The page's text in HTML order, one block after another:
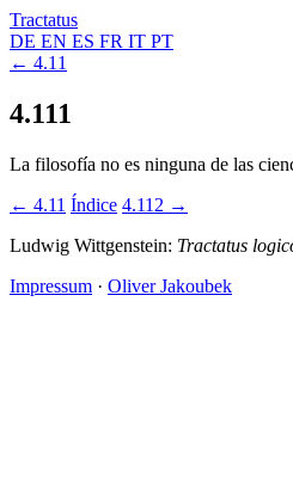
Tractatus
DE EN ES FR IT PT
← 4.11
4.111
La filosofía no es ninguna de las
← 4.11 Índice 4.112 →
Ludwig Wittgenstein: Tractatus
Impressum · Oliver Jakoubek